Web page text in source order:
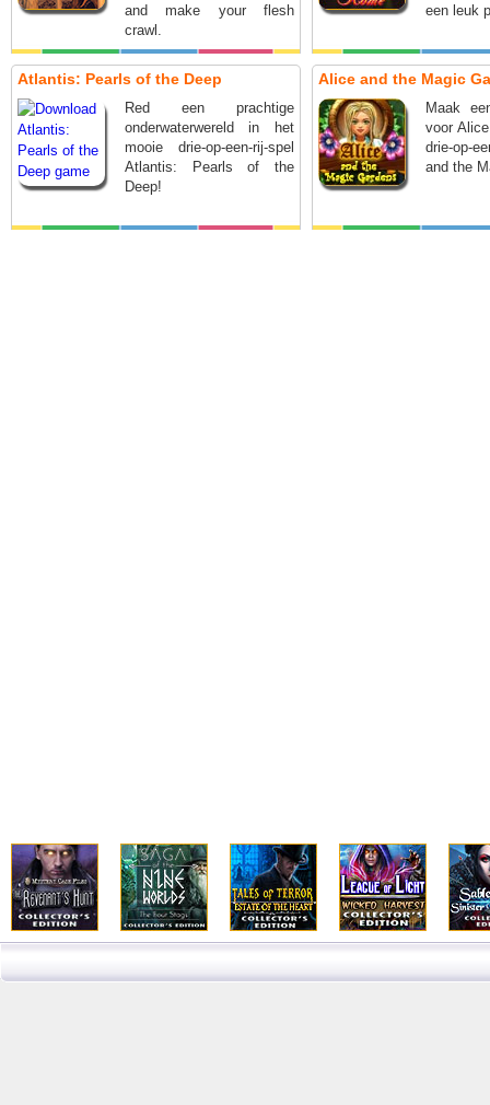
and make your flesh
crawl.
een leuk
Atlantis: Pearls of the Deep
Red een prachtige
onderwaterwereld in het
mooie drie-op-een-rij-spel
Atlantis: Pearls of the
Deep!
Alice and the Magic
Maak
voor
drie-op-
and the